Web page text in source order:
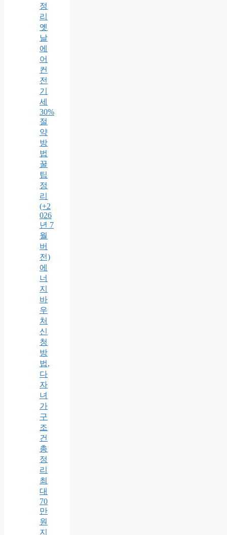
정
리
옛
날
에
어
컨
전
기
세
30%
절
약
방
법
꿀
팁
정
리
(+2
026
년 7
월
버
전)
에
너
지
바
우
처
신
청
방
법,
다
자
녀
가
구
조
건
총
정
리
최
대
70
만
원
지